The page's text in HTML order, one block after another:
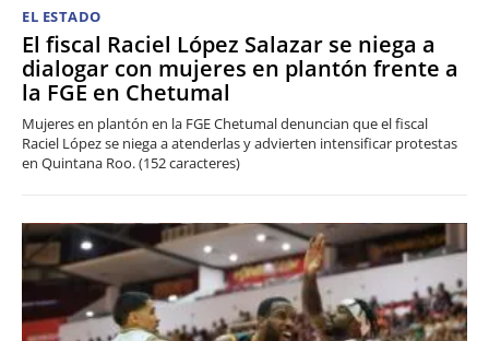
EL ESTADO
El fiscal Raciel López Salazar se niega a
dialogar con mujeres en plantón frente a
la FGE en Chetumal
Mujeres en plantón en la FGE Chetumal denuncian que el fiscal
Raciel López se niega a atenderlas y advierten intensificar protestas
en Quintana Roo. (152 caracteres)